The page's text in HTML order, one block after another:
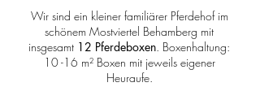
Wir sind ein kleiner familiärer Pferdehof im
schönem Mostviertel Behamberg mit
insgesamt 12 Pferdeboxen. Boxenhaltung:
10 -16 m² Boxen mit jeweils eigener
Heuraufe.